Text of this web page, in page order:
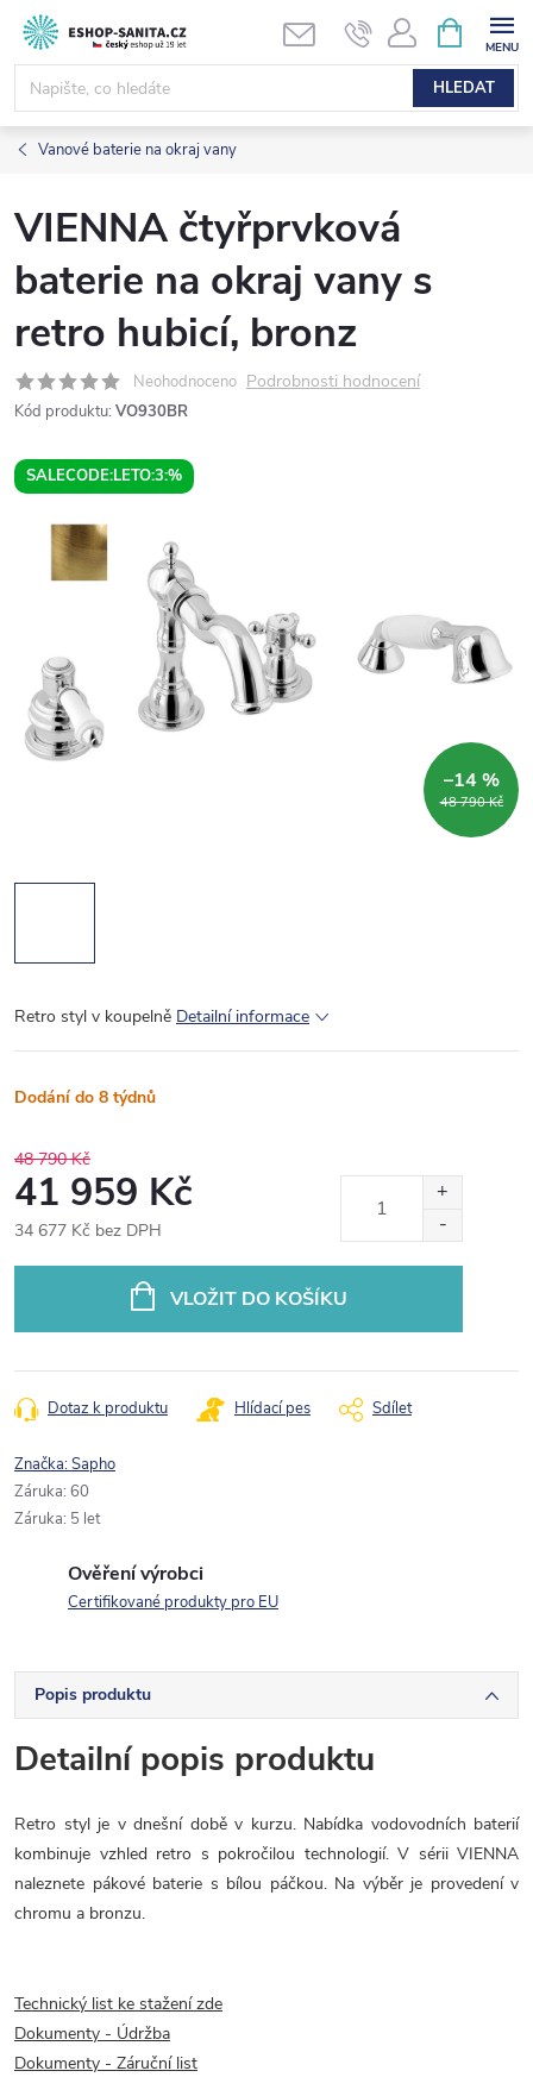
Přejít
obsah
HLEDAT
NÁKUPNÍ
KOŠÍK
Vanové baterie na okraj vany
VIENNA čtyřprvková
baterie na okraj vany s
retro hubicí, bronz
Neohodnoceno Podrobnosti hodnocení
Kód produktu: VO930BR
SALECODE:LETO:3:%
48 790 Kč
–14 %
Retro styl v koupelně Detailní informace
Dodání do 8 týdnů
48 790 Kč
41 959 Kč
34 677 Kč bez DPH
VLOŽIT DO KOŠÍKU
Dotaz k produktu Hlídací pes Sdílet
Značka:Sapho
Záruka: 60
Záruka: 5 let
Ověření výrobci
Certifikované produkty pro EU
Popis produktu
Detailní popis produktu
Retro styl je v dnešní době v kurzu. Nabídka vodovodních baterií
kombinuje vzhled retro s pokročilou technologií. V sérii VIENNA
naleznete pákové baterie s bílou páčkou. Na výběr je provedení v
chromu a bronzu.
Technický list ke stažení zde
Dokumenty - Údržba
Dokumenty - Záruční list